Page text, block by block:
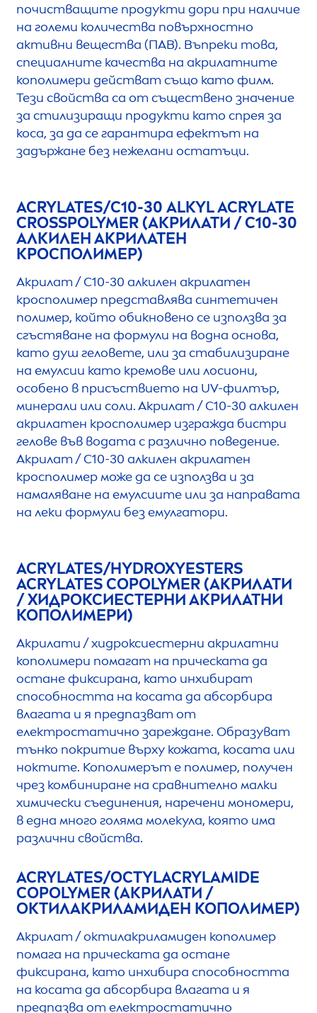
почистващите продукти дори при наличие
на големи количества повърхностно
активни вещества (ПАВ). Въпреки това,
специалните качества на акрилатните
кополимери действат също като филм.
Тези свойства са от съществено значение
за стилизиращи продукти като спрея за
коса, за да се гарантира ефектът на
задържане без нежелани остатъци.
ACRYLATES/C10-30 ALKYL ACRYLATE
CROSSPOLYMER (АКРИЛАТИ / C10-30
АЛКИЛЕН АКРИЛАТЕН
КРОСПОЛИМЕР)
Акрилат / C10-30 алкилен акрилатен
кросполимер представлява синтетичен
полимер, който обикновено се използва за
сгъстяване на формули на водна основа,
като душ геловете, или за стабилизиране
на емулсии като кремове или лосиони,
особено в присъствието на UV-филтър,
минерали или соли. Акрилат / C10-30 алкилен
акрилатен кросполимер изгражда бистри
гелове във водата с различно поведение.
Акрилат / C10-30 алкилен акрилатен
кросполимер може да се използва и за
намаляване на емулсиите или за направата
на леки формули без емулгатори.
ACRYLATES/HYDROXYESTERS
ACRYLATES COPOLYMER (АКРИЛАТИ
/ ХИДРОКСИЕСТЕРНИ АКРИЛАТНИ
КОПОЛИМЕРИ)
Акрилати / хидроксиестерни акрилатни
кополимери помагат на прическата да
остане фиксирана, като инхибират
способността на косата да абсорбира
влагата и я предпазват от
електростатично зареждане. Образуват
тънко покритие върху кожата, косата или
ноктите. Кополимерът е полимер, получен
чрез комбиниране на сравнително малки
химически съединения, наречени мономери,
в една много голяма молекула, която има
различни свойства.
ACRYLATES/OCTYLACRYLAMIDE
COPOLYMER (АКРИЛАТИ /
ОКТИЛАКРИЛАМИДЕН КОПОЛИМЕР)
Акрилат / октилакриламиден кополимер
помага на прическата да остане
фиксирана, като инхибира способността
на косата да абсорбира влагата и я
предпазва от електростатично